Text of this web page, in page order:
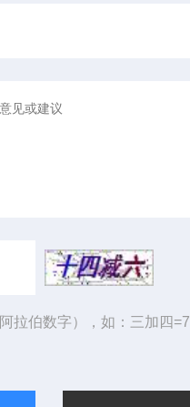
拉伯数字），如：三加四=7